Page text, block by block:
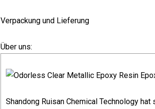
Verpackung und Lieferung
Über uns:
Shandong Ruisan Chemical Technology